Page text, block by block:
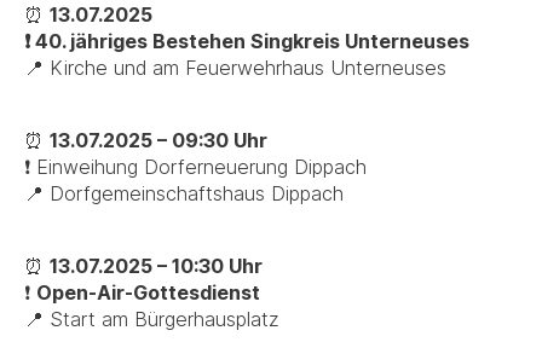
⏰ 13.07.2025
❗ 40. jähriges Bestehen Singkreis Unterneuses
📍 Kirche und am Feuerwehrhaus Unterneuses
⏰ 13.07.2025 – 09:30 Uhr
❗ Einweihung Dorferneuerung Dippach
📍 Dorfgemeinschaftshaus Dippach
⏰ 13.07.2025 – 10:30 Uhr
❗ Open-Air-Gottesdienst
📍 Start am Bürgerhausplatz